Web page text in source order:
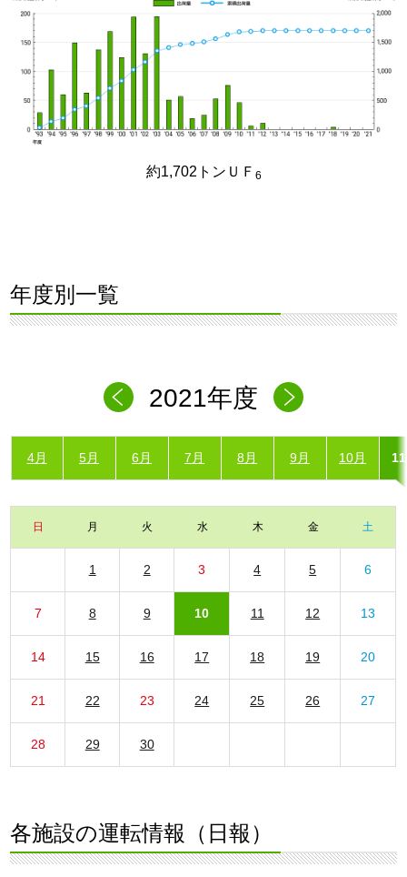
約1,702トンＵＦ 6
年度別一覧
2021年度
4月 5月 6月 7月 8月 9月 10月
日 月 火 水 木 金 土
1 2 3 4 5 6
7 8 9 10 11 12 13
14 15 16 17 18 19 20
21 22 23 24 25 26 27
28 29 30
各施設の運転情報（日報）